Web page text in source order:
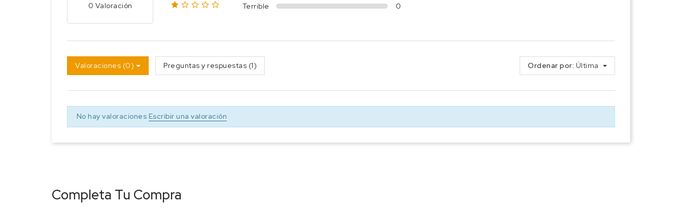
0 Valoración
Terrible
0
Valoraciones (0) Preguntas y respuestas (1) Ordenar por: Última
No hay valoraciones Escribir una valoración
Completa Tu Compra